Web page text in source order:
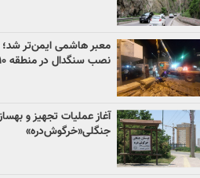
معبر هاشمی ایمن‌تر
نصب سنگدال در منطقه ۱۰
آغاز عملیات تجهیز و
جنگلی«خرگوش‌دره»